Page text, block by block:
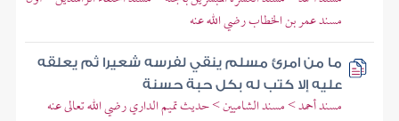
مسند عمر بن الخطاب رضي الله عنه
ما من امرئ مسلم ينقي لفرسه شعيرا ثم يعلقه
عليه إلا كتب له بكل حبة حسنة
مسند أحمد > مسند الشاميين > حديث تميم الداري رضي الله تعالى عنه